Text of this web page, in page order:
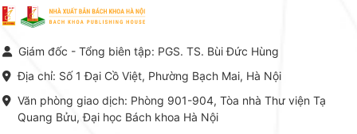
vực Hóa học phân tích tại Việt
Nam hiện nay. Bộ sách mang
đến một hệ thống tri thức hoàn
thuật thực hành -> Ứng dụng
chuyên ngành, được NXB Bách
khoa Hà Nội ấn hành cả hai
phiên bản sách giấy và điện tử.
tín trong
lý. Các
Giám đốc - Tổng biên tập: PGS. TS. Bùi Đức Hùng
Địa chỉ: Số 1 Đại Cồ Việt, Phường Bạch Mai, Hà Nội
Văn phòng giao dịch: Phòng 901-904, Tòa nhà Thư viện Tạ
Quang Bửu, Đại học Bách khoa Hà Nội